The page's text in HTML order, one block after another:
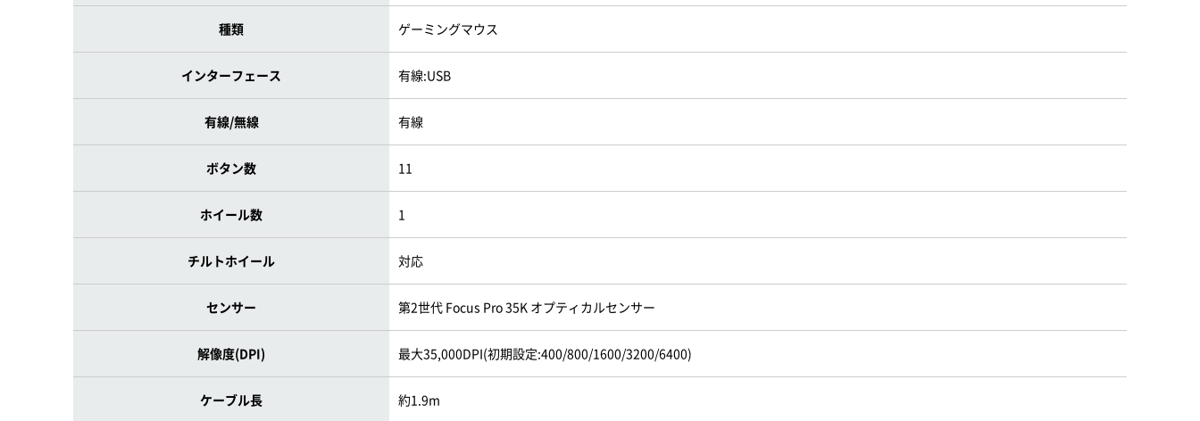
種類 ゲーミングマウス
インターフェース 有線:USB
有線/無線 有線
ボタン数 11
ホイール数 1
チルトホイール 対応
センサー 第2世代 Focus Pro 35K オプティカルセンサー
解像度(DPI) 最大35,000DPI(初期設定:400/800/1600/3200/6400)
ケーブル長 約1.9m